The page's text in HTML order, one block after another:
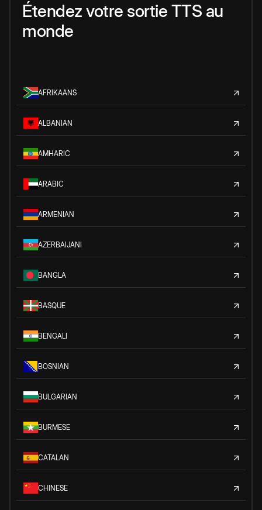
Étendez votre sortie TTS au
monde
AFRIKAANS
ALBANIAN
AMHARIC
ARABIC
ARMENIAN
AZERBAIJANI
BANGLA
BASQUE
BENGALI
BOSNIAN
BULGARIAN
BURMESE
CATALAN
CHINESE